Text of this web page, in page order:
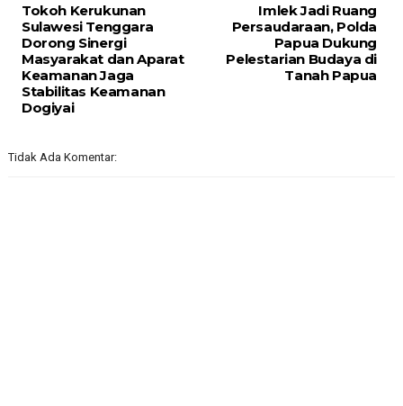
Imlek Jadi Ruang
Persaudaraan, Polda
Papua Dukung
Pelestarian Budaya di
Tanah Papua
Tokoh Kerukunan
Sulawesi Tenggara
Dorong Sinergi
Masyarakat dan Aparat
Keamanan Jaga
Stabilitas Keamanan
Dogiyai
Tidak Ada Komentar: